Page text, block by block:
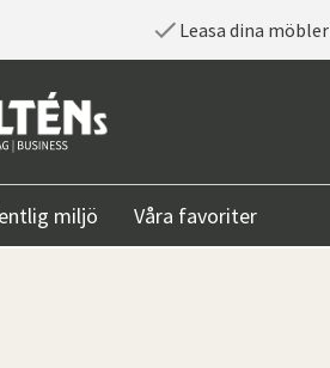
Leasa dina möbler
miljö Våra favoriter